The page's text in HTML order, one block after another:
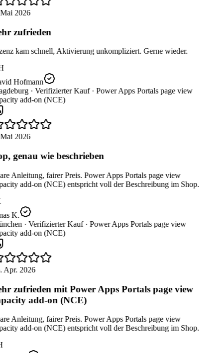
2026
zufrieden
kam schnell, Aktivierung unkompliziert. Gerne wieder.
Hofmann
· Verifizierter Kauf · Power Apps Portals page view
add-on (NCE)
2026
genau wie beschrieben
Anleitung, fairer Preis. Power Apps Portals page view
add-on (NCE) entspricht voll der Beschreibung im Shop.
K.
· Verifizierter Kauf · Power Apps Portals page view
add-on (NCE)
Apr. 2026
zufrieden mit Power Apps Portals page view
add-on (NCE)
Anleitung, fairer Preis. Power Apps Portals page view
add-on (NCE) entspricht voll der Beschreibung im Shop.